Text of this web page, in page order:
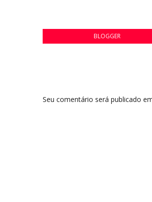
BLOGGER
Seu comentário será publicado